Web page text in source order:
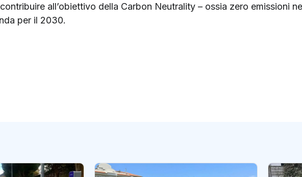
all’obiettivo della Carbon Neutrality – ossia zero emissioni
per il 2030.